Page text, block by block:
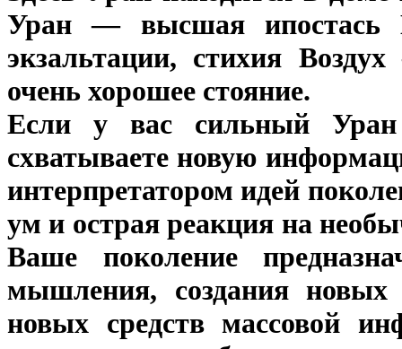
Уран — высшая ипостась
экзальтации, стихия
очень хорошее стояние.
Если у вас сильный
схватываете новую
интерпретатором идей
ум и острая реакция на
Ваше поколение
мышления, создания новых
новых средств массовой